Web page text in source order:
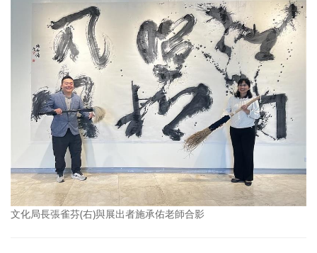
文化局長張雀芬(右)與展出者施承佑老師合影